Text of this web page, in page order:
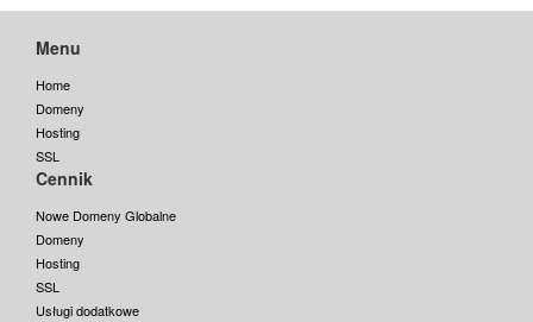
Menu
Home
Domeny
Hosting
SSL
Cennik
Nowe Domeny Globalne
Domeny
Hosting
SSL
Usługi dodatkowe